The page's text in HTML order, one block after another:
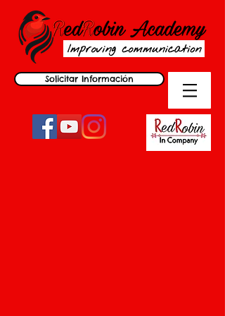
Solicitar Información